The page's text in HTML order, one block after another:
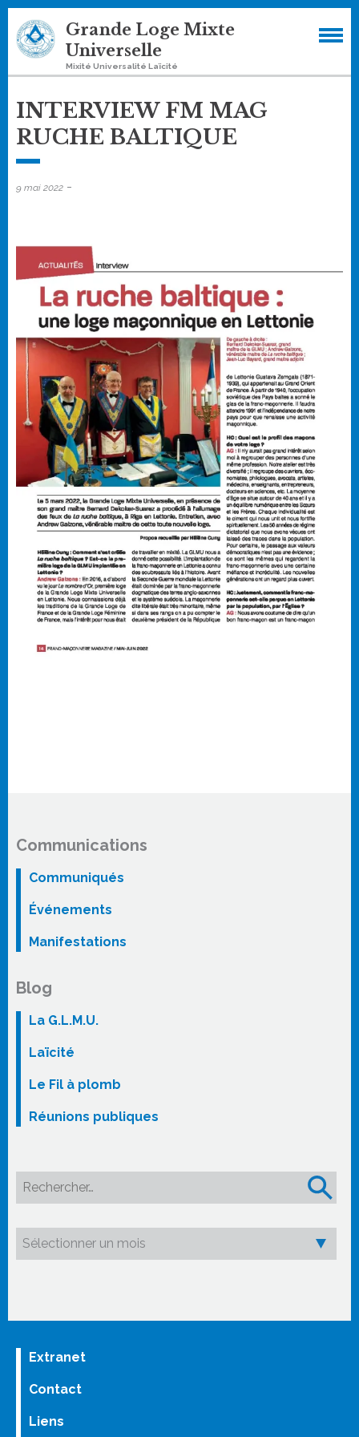
Skip
to
content
Grande Loge Mixte
Universelle
Mixité Universalité Laïcité
INTERVIEW FM MAG
RUCHE BALTIQUE
9 mai 2022 -
Communications
Communiqués
Événements
Manifestations
Blog
La G.L.M.U.
Laïcité
Le Fil à plomb
Réunions publiques
Rechercher :
Extranet
Contact
Liens